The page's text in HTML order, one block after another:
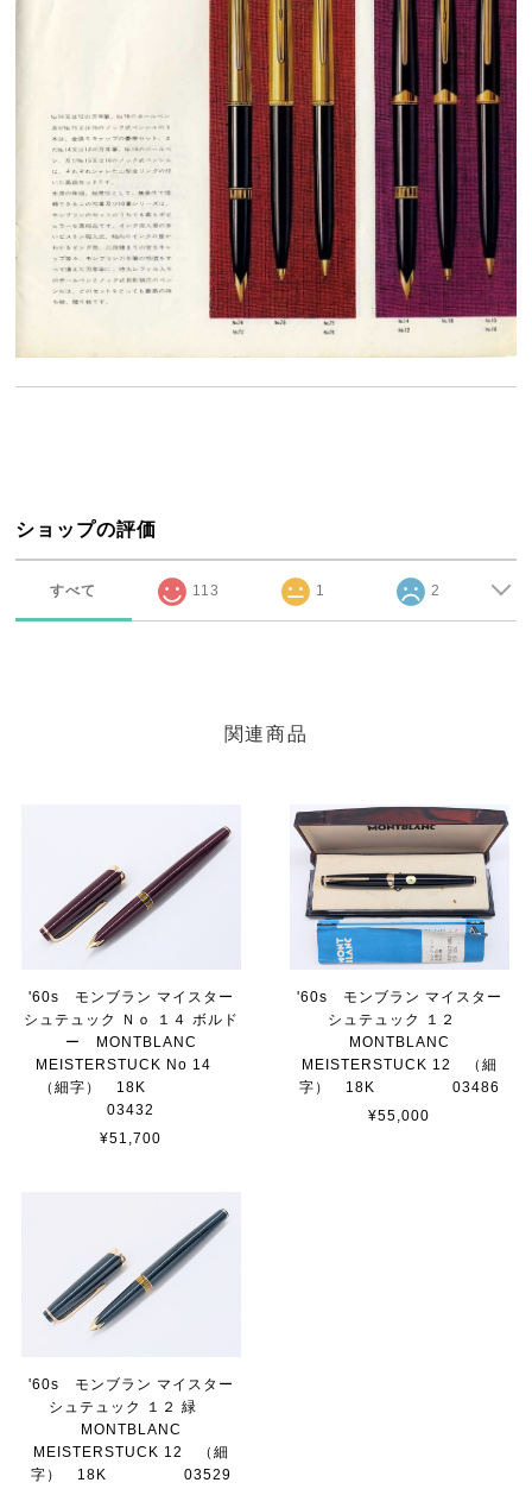
ショップの評価
すべて 113 1 2
関連商品
'60s モンブラン マイスター
シュテュック Ｎｏ １４ ボルド
ー MONTBLANC
MEISTERSTUCK No 14
（細字） 18K
03432
¥51,700
'60s モンブラン マイスター
シュテュック １２
MONTBLANC
MEISTERSTUCK 12 （細
字） 18K 03486
¥55,000
'60s モンブラン マイスター
シュテュック １２ 緑
MONTBLANC
MEISTERSTUCK 12 （細
字） 18K 03529